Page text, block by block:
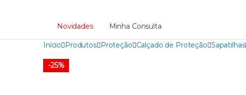
Novidades Minha Consulta
Início Produtos Proteção Calçado de Proteção Sapatilhas
-25%